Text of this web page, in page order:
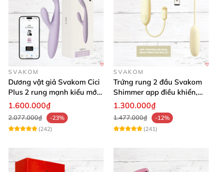
SVAKOM
Dương vật giả Svakom Cici
Plus 2 rung mạnh kiểu mới
điều khiển qua App kích
1.600.000₫
2.077.000₫
-23%
(242)
SVAKOM
Trứng rung 2 đầu Svakom
Shimmer app điều khiển,
siêu kích thích
1.300.000₫
1.477.000₫
-12%
(241)